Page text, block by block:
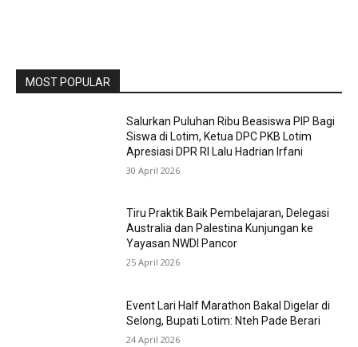
MOST POPULAR
Salurkan Puluhan Ribu Beasiswa PIP Bagi
Siswa di Lotim, Ketua DPC PKB Lotim
Apresiasi DPR RI Lalu Hadrian Irfani
30 April 2026
Tiru Praktik Baik Pembelajaran, Delegasi
Australia dan Palestina Kunjungan ke
Yayasan NWDI Pancor
25 April 2026
Event Lari Half Marathon Bakal Digelar di
Selong, Bupati Lotim: Nteh Pade Berari
24 April 2026